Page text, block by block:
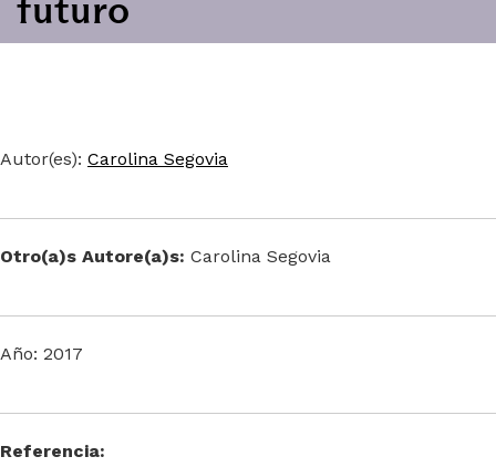
Autor(es): Carolina Segovia
Otro(a)s Autore(a)s: Carolina Segovia
Año: 2017
Referencia: